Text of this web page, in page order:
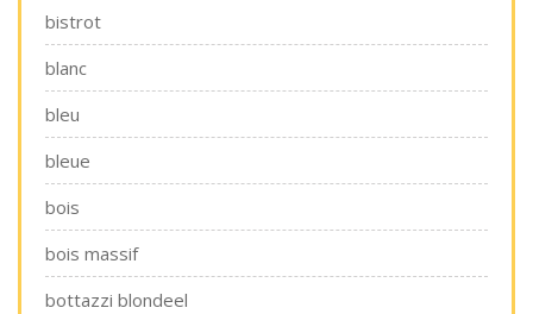
bistrot
blanc
bleu
bleue
bois
bois massif
bottazzi blondeel